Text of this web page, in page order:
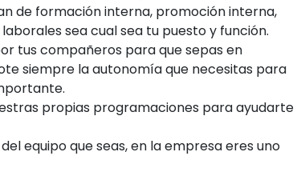
de formación interna, promoción interna,
sea cual sea tu puesto y función.
tus compañeros para que sepas en
siempre la autonomía que necesitas para
propias programaciones para ayudarte
equipo que seas, en la empresa eres uno